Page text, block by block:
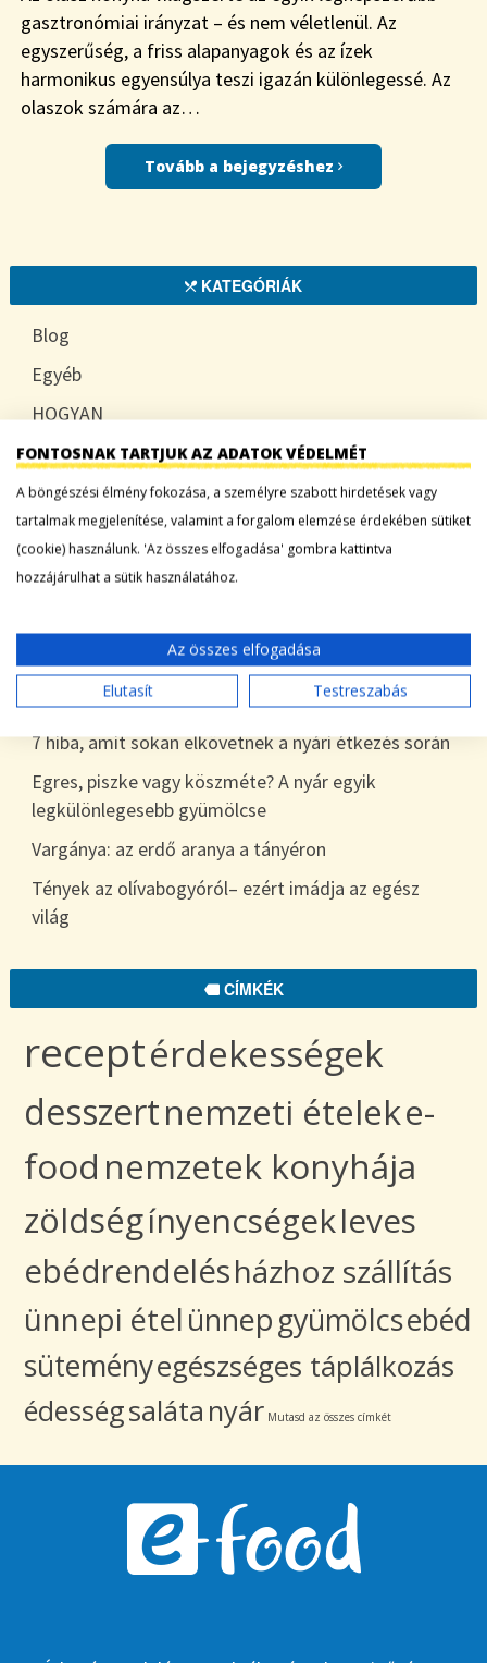
gasztronómiai irányzat – és nem véletlenül. Az
egyszerűség, a friss alapanyagok és az ízek
harmonikus egyensúlya teszi igazán különlegessé. Az
olaszok számára az…
Tovább a bejegyzéshez
KATEGÓRIÁK
Blog
Egyéb
HOGYAN
TUDATOSAN
LEGFRISSEBB BEJEGYZÉSEK
desszert
Tökszezon: sokoldalú alapanyagok a nyártól
egészen télig
7 hiba, amit sokan elkövetnek a nyári étkezés során
Egres, piszke vagy köszméte? A nyár egyik
legkülönlegesebb gyümölcse
Vargánya: az erdő aranya a tányéron
Tények az olívabogyóról– ezért imádja az egész
világ
CÍMKÉK
receptérdekességek
desszertnemzeti ételeke-
food nemzetek konyhája
zöldségínyencségekleves
ebédrendelésházhoz szállítás
ünnepi ételünnepgyümölcsebéd
süteményegészséges táplálkozás
édességsaláta nyár Mutasd az összes címkét
FONTOSNAK TARTJUK AZ ADATOK VÉDELMÉT
A böngészési élmény fokozása, a személyre szabott hirdetések vagy
tartalmak megjelenítése, valamint a forgalom elemzése érdekében sütiket
(cookie) használunk. 'Az összes elfogadása' gombra kattintva
hozzájárulhat a sütik használatához.
Az összes elfogadása
Elutasít
Testreszabás